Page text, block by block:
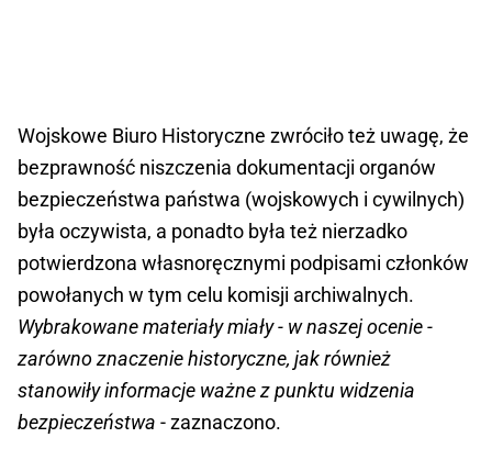
Wojskowe Biuro Historyczne zwróciło też uwagę, że
bezprawność niszczenia dokumentacji organów
bezpieczeństwa państwa (wojskowych i cywilnych)
była oczywista, a ponadto była też nierzadko
potwierdzona własnoręcznymi podpisami członków
powołanych w tym celu komisji archiwalnych.
Wybrakowane materiały miały - w naszej ocenie -
zarówno znaczenie historyczne, jak również
stanowiły informacje ważne z punktu widzenia
bezpieczeństwa - zaznaczono.